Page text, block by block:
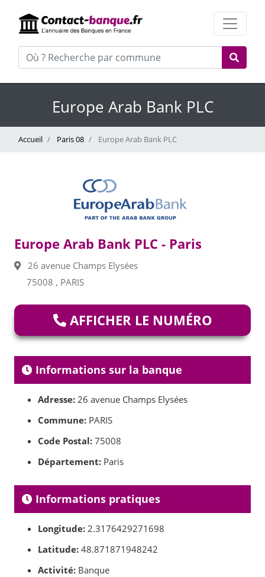
Europe Arab Bank PLC
Accueil Paris 08 Europe Arab Bank PLC
Europe Arab Bank PLC - Paris
26 avenue Champs Elysées
75008 , PARIS
AFFICHER LE NUMÉRO
Informations sur la banque
Adresse: 26 avenue Champs Elysées
Commune: PARIS
Code Postal: 75008
Département: Paris
Informations pratiques
Longitude: 2.3176429271698
Latitude: 48.871871948242
Activité: Banque